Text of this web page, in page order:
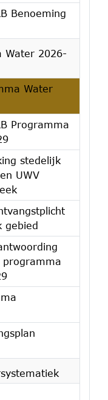
Benoeming
Water 2026-
Water
Programma
stedelijk
UWV
gebied
programma